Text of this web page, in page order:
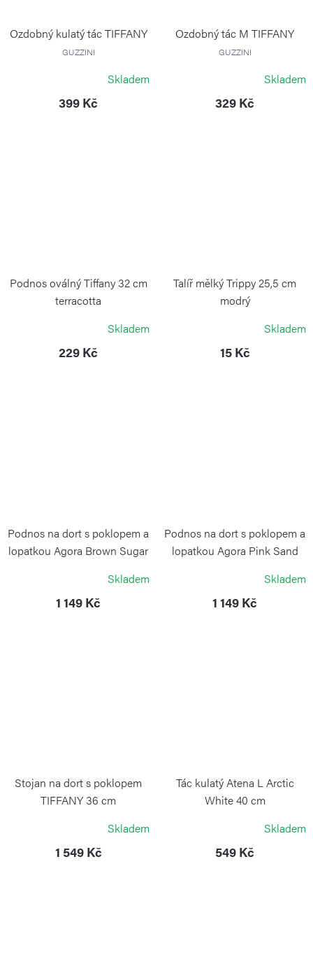
Ozdobný kulatý tác TIFFANY
GUZZINI
Skladem
399 Kč
Ozdobný tác M TIFFANY
GUZZINI
Skladem
329 Kč
Podnos oválný Tiffany 32 cm
terracotta
Skladem
229 Kč
Talíř mělký Trippy 25,5 cm
modrý
Skladem
15 Kč
Podnos na dort s poklopem a
lopatkou Agora Brown Sugar
Skladem
1 149 Kč
Podnos na dort s poklopem a
lopatkou Agora Pink Sand
Skladem
1 149 Kč
Stojan na dort s poklopem
TIFFANY 36 cm
Skladem
1 549 Kč
Tác kulatý Atena L Arctic
White 40 cm
Skladem
549 Kč